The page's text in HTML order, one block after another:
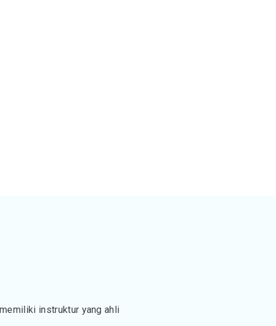
instruktur yang ahli